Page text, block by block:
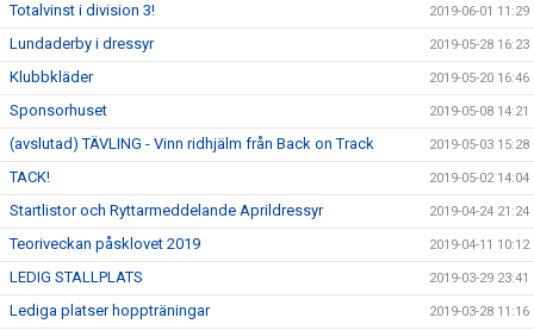
Totalvinst i division 3! 2019-06-01 11:29
Lundaderby i dressyr 2019-05-28 16:23
Klubbkläder 2019-05-20 16:46
Sponsorhuset 2019-05-08 14:21
(avslutad) TÄVLING - Vinn ridhjälm från Back on Track 2019-05-03 15:28
TACK! 2019-05-02 14:04
Startlistor och Ryttarmeddelande Aprildressyr 2019-04-24 21:24
Teoriveckan påsklovet 2019 2019-04-11 10:12
LEDIG STALLPLATS 2019-03-29 23:41
Lediga platser hoppträningar 2019-03-28 11:16